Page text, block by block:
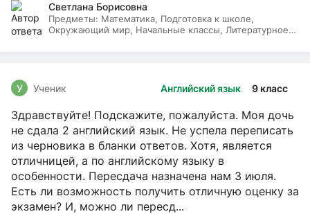
Светлана Борисовна
Предметы: Математика, Подготовка к школе,
Окружающий мир, Начальные классы, Литературное
Английский язык 9 класс
У Ученик
Здравствуйте! Подскажите, пожалуйста. Моя дочь
не сдала 2 английский язык. Не успела переписать
из черновика в бланки ответов. Хотя, является
отличницей, а по английскому языку в
особенности. Пересдача назначена нам 3 июля.
Есть ли возможность получить отличную оценку за
экзамен? И, можно ли пересд...